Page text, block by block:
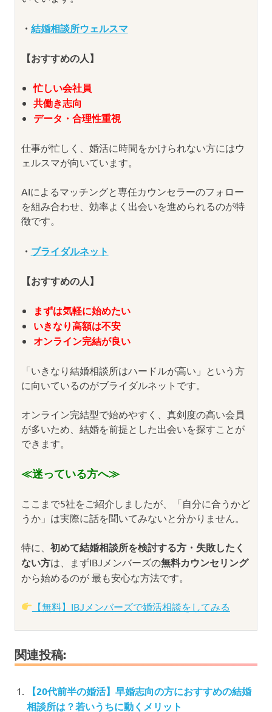
・ 結婚相談所ウェルスマ
【おすすめの人】
忙しい会社員
共働き志向
データ・合理性重視
仕事が忙しく、婚活に時間をかけられない方にはウ
ェルスマが向いています。
AIによるマッチングと専任カウンセラーのフォロー
を組み合わせ、効率よく出会いを進められるのが特
徴です。
・ ブライダルネット
【おすすめの人】
まずは気軽に始めたい
いきなり高額は不安
オンライン完結が良い
「いきなり結婚相談所はハードルが高い」という方
に向いているのがブライダルネットです。
オンライン完結型で始めやすく、真剣度の高い会員
が多いため、結婚を前提とした出会いを探すことが
できます。
≪迷っている方へ≫
ここまで5社をご紹介しましたが、「自分に合うかど
うか」は実際に話を聞いてみないと分かりません。
特に、 初めて結婚相談所を検討する方・失敗したく
ない方は、まずIBJメンバーズの無料カウンセリング
から始めるのが 最も安心な方法です。
【無料】IBJメンバーズで婚活相談をしてみる
関連投稿:
【20代前半の婚活】早婚志向の方におすすめの結婚
相談所は？若いうちに動くメリット